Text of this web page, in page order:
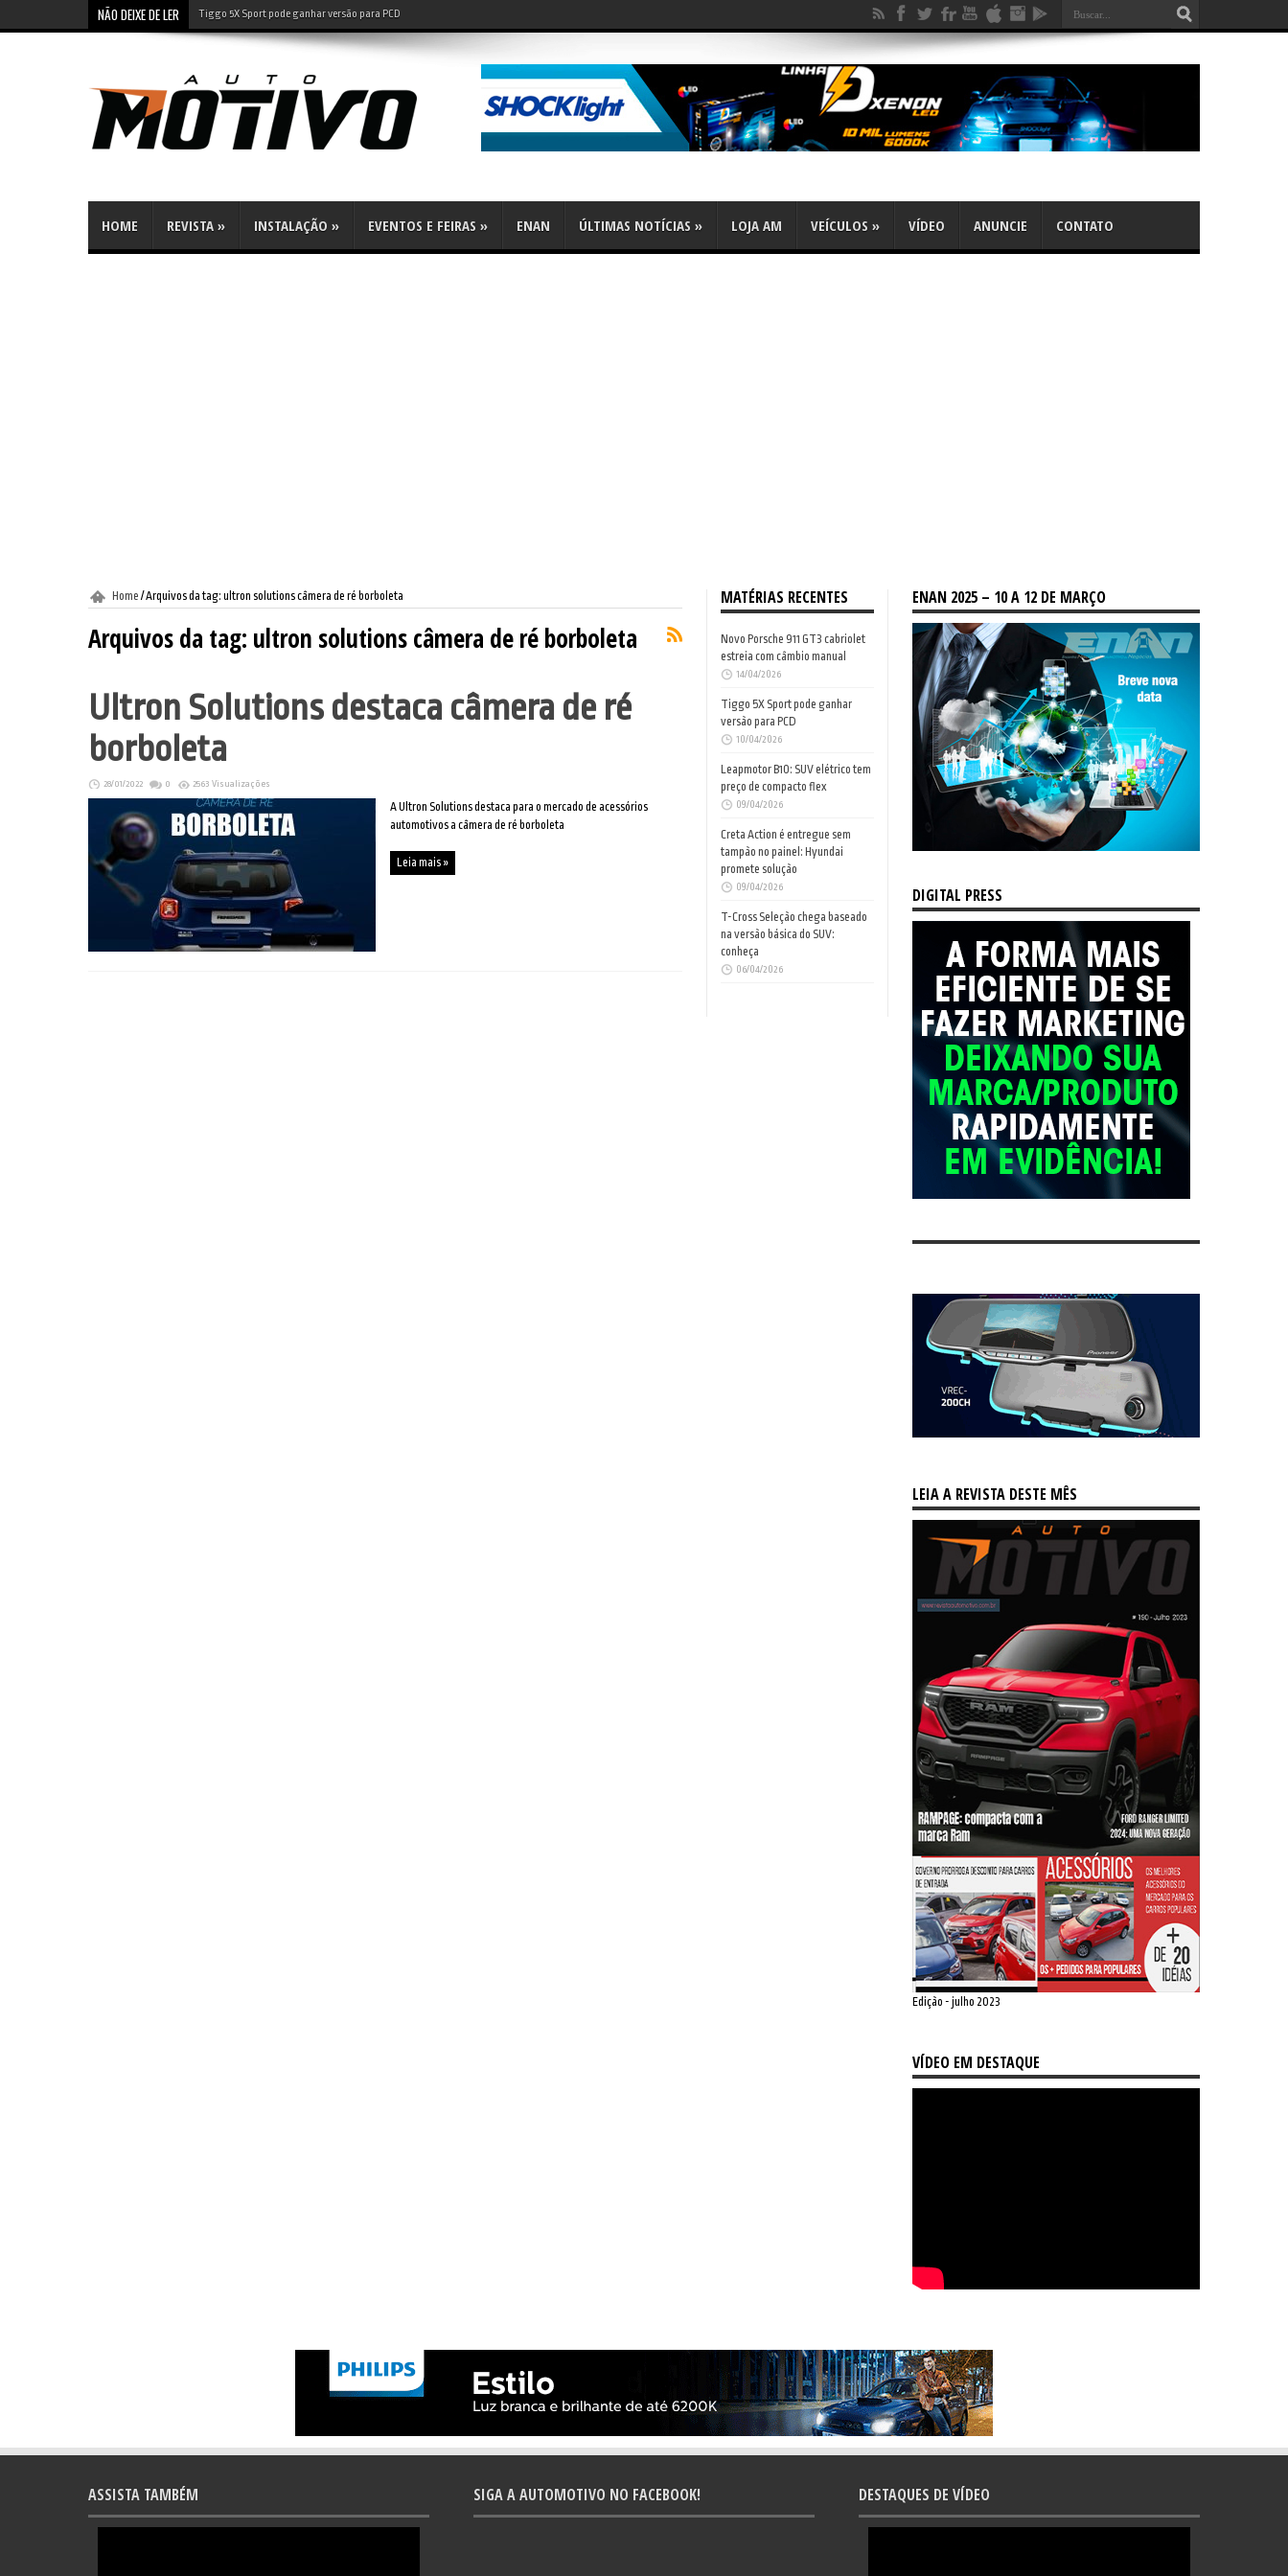
NÃO DEIXE DE LER Tiggo 5X Sport pode ganhar versão para PCD
HOME REVISTA » INSTALAÇÃO » EVENTOS E FEIRAS » ENAN ÚLTIMAS NOTÍCIAS » LOJA AM VEÍCULOS » VÍDEO ANUNCIE CONTATO
Home /Arquivos da tag: ultron solutions câmera de ré borboleta
Arquivos da tag: ultron solutions câmera de ré borboleta
Ultron Solutions destaca câmera de ré
borboleta
28/01/2022 0 2563 Visualizações
A Ultron Solutions destaca para o mercado de acessórios
automotivos a câmera de ré borboleta
Leia mais »
MATÉRIAS RECENTES
Novo Porsche 911 GT3 cabriolet
estreia com câmbio manual
14/04/2026
Tiggo 5X Sport pode ganhar
versão para PCD
10/04/2026
Leapmotor B10: SUV elétrico tem
preço de compacto flex
09/04/2026
Creta Action é entregue sem
tampão no painel: Hyundai
promete solução
09/04/2026
T-Cross Seleção chega baseado
na versão básica do SUV:
conheça
06/04/2026
ENAN 2025 – 10 A 12 DE MARÇO
DIGITAL PRESS
LEIA A REVISTA DESTE MÊS
Edição - julho 2023
VÍDEO EM DESTAQUE
ASSISTA TAMBÉM SIGA A AUTOMOTIVO NO FACEBOOK! DESTAQUES DE VÍDEO